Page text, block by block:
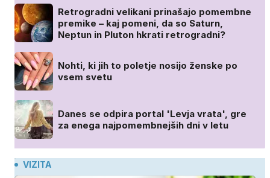
Retrogradni velikani prinašajo pomembne
premike – kaj pomeni, da so Saturn,
Neptun in Pluton hkrati retrogradni?
Nohti, ki jih to poletje nosijo ženske po
vsem svetu
Danes se odpira portal 'Levja vrata', gre
za enega najpomembnejših dni v letu
VIZITA